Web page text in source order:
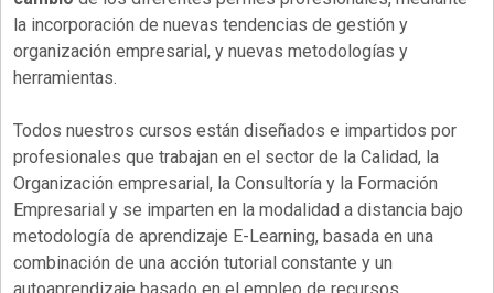
la incorporación de nuevas tendencias de gestión y
organización empresarial, y nuevas metodologías y
herramientas.
Todos nuestros cursos están diseñados e impartidos por
profesionales que trabajan en el sector de la Calidad, la
Organización empresarial, la Consultoría y la Formación
Empresarial y se imparten en la modalidad a distancia bajo
metodología de aprendizaje E-Learning, basada en una
combinación de una acción tutorial constante y un